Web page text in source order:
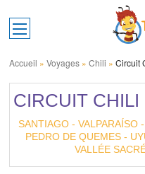
Toggle main menu visibility
Accueil » Voyages » Chili » Circuit
CIRCUIT
SANTIAGO - VALPARAÍSO
PEDRO DE QUEMES -
VALLÉE